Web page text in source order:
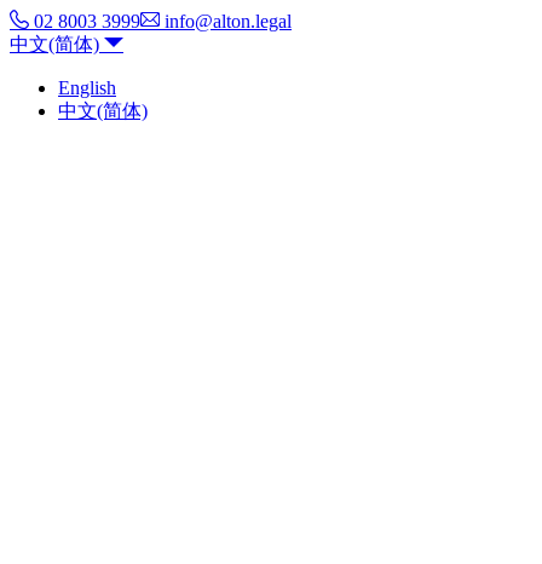
02 8003 3999
info@alton.legal
中文(简体)
English
中文(简体)